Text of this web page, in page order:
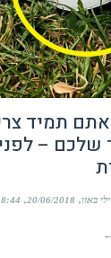
תמיד
שלכם –
באזז 20/06/2018
8:44